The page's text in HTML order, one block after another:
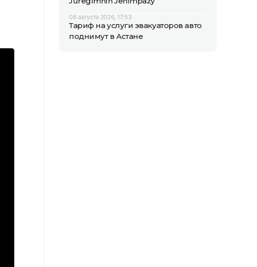
06 августа 2026, 17:53
Тариф на услуги эвакуаторов авто
поднимут в Астане